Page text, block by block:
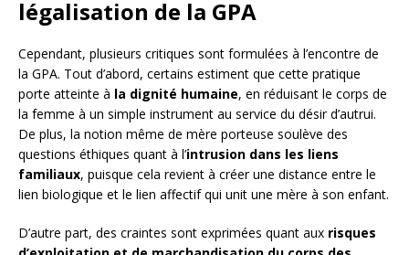
légalisation de la GPA
Cependant, plusieurs critiques sont formulées à l’encontre de
la GPA. Tout d’abord, certains estiment que cette pratique
porte atteinte à la dignité humaine, en réduisant le corps de
la femme à un simple instrument au service du désir d’autrui.
De plus, la notion même de mère porteuse soulève des
questions éthiques quant à l’intrusion dans les liens
familiaux, puisque cela revient à créer une distance entre le
lien biologique et le lien affectif qui unit une mère à son enfant.
D’autre part, des craintes sont exprimées quant aux risques